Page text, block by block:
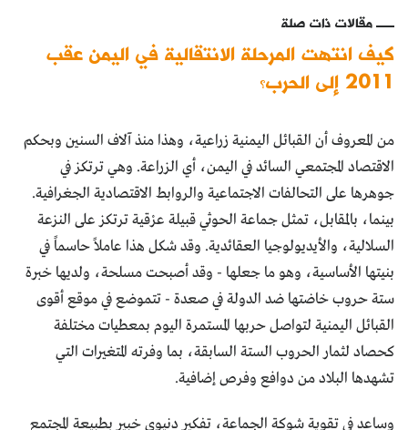
مقالات ذات صلة
كيف انتهت المرحلة الانتقالية في اليمن عقب
2011 إلى الحرب؟
من المعروف أن القبائل اليمنية زراعية، وهذا منذ آلاف السنين وبحكم
الاقتصاد المجتمعي السائد في اليمن، أي الزراعة. وهي ترتكز في
جوهرها على التحالفات الاجتماعية والروابط الاقتصادية الجغرافية.
بينما، بالمقابل، تمثل جماعة الحوثي قبيلة عرْقية ترتكز على النزعة
السلالية، والأيديولوجيا العقائدية. وقد شكل هذا عاملاً حاسماً في
بنيتها الأساسية، وهو ما جعلها - وقد أصبحت مسلحة، ولديها خبرة
ستة حروب خاضتها ضد الدولة في صعدة - تتموضع في موقع أقوى
القبائل اليمنية لتواصل حربها المستمرة اليوم بمعطيات مختلفة
كحصاد لثمار الحروب الستة السابقة، بما وفرته المتغيرات التي
تشهدها البلاد من دوافع وفرص إضافية.
وساعد في تقوية شوكة الجماعة، تفكير دنيوي خبير بطبيعة المجتمع